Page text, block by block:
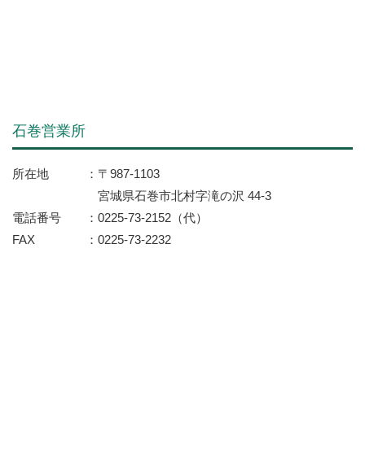
石巻営業所
所在地
〒987-1103
宮城県石巻市北村字滝の沢 44-3
電話番号
0225-73-2152（代）
FAX
0225-73-2232